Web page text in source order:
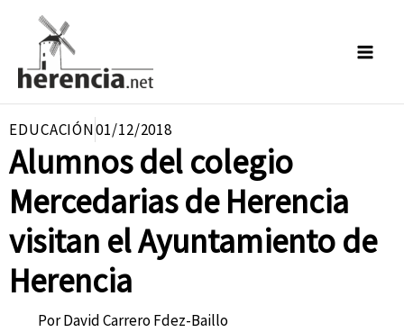
contenido
EDUCACIÓN01/12/2018
Alumnos del colegio
Mercedarias de Herencia
visitan el Ayuntamiento de
Herencia
PorDavid Carrero Fdez-Baillo